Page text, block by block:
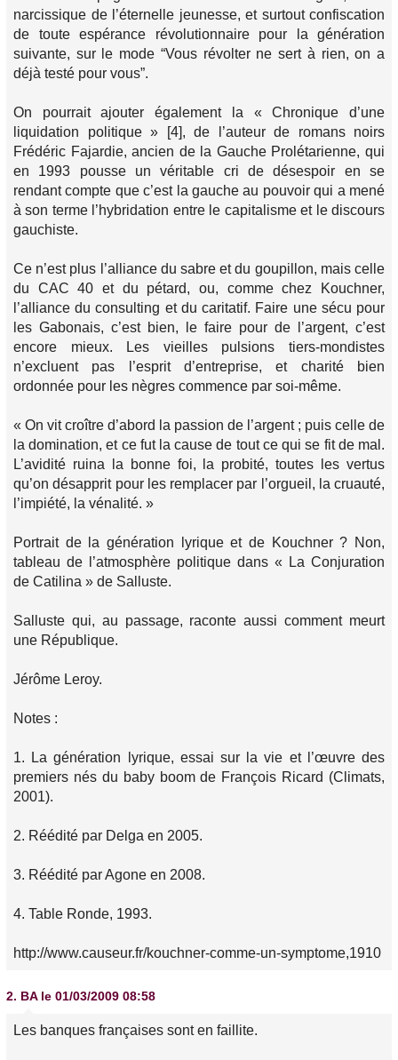
narcissique de l’éternelle jeunesse, et surtout confiscation
de toute espérance révolutionnaire pour la génération
suivante, sur le mode “Vous révolter ne sert à rien, on a
déjà testé pour vous”.
On pourrait ajouter également la « Chronique d’une
liquidation politique » [4], de l’auteur de romans noirs
Frédéric Fajardie, ancien de la Gauche Prolétarienne, qui
en 1993 pousse un véritable cri de désespoir en se
rendant compte que c’est la gauche au pouvoir qui a mené
à son terme l’hybridation entre le capitalisme et le discours
gauchiste.
Ce n’est plus l’alliance du sabre et du goupillon, mais celle
du CAC 40 et du pétard, ou, comme chez Kouchner,
l’alliance du consulting et du caritatif. Faire une sécu pour
les Gabonais, c’est bien, le faire pour de l’argent, c’est
encore mieux. Les vieilles pulsions tiers-mondistes
n’excluent pas l’esprit d’entreprise, et charité bien
ordonnée pour les nègres commence par soi-même.
« On vit croître d’abord la passion de l’argent ; puis celle de
la domination, et ce fut la cause de tout ce qui se fit de mal.
L’avidité ruina la bonne foi, la probité, toutes les vertus
qu’on désapprit pour les remplacer par l’orgueil, la cruauté,
l’impiété, la vénalité. »
Portrait de la génération lyrique et de Kouchner ? Non,
tableau de l’atmosphère politique dans « La Conjuration
de Catilina » de Salluste.
Salluste qui, au passage, raconte aussi comment meurt
une République.
Jérôme Leroy.
Notes :
1. La génération lyrique, essai sur la vie et l’œuvre des
premiers nés du baby boom de François Ricard (Climats,
2001).
2. Réédité par Delga en 2005.
3. Réédité par Agone en 2008.
4. Table Ronde, 1993.
http://www.causeur.fr/kouchner-comme-un-symptome,1910
2. BA le 01/03/2009 08:58
Les banques françaises sont en faillite.